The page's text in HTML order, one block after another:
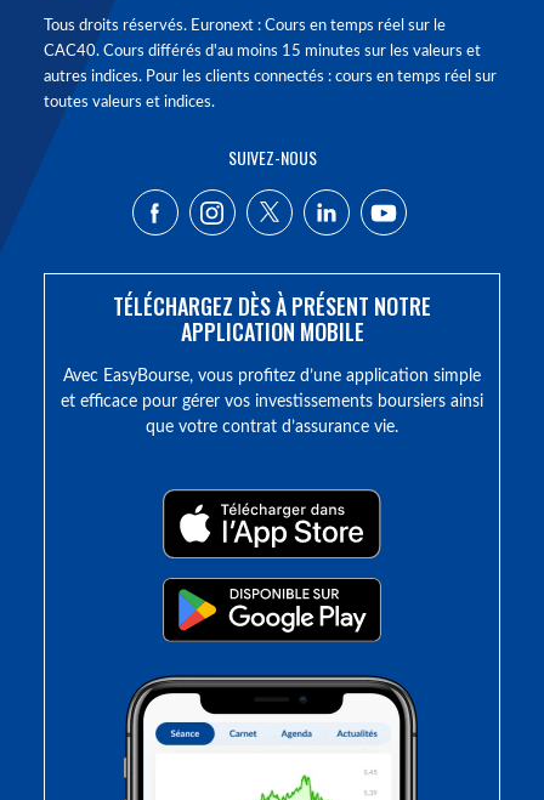
Tous droits réservés. Euronext : Cours en temps réel sur le
CAC40. Cours différés d'au moins 15 minutes sur les valeurs et
autres indices. Pour les clients connectés : cours en temps réel sur
toutes valeurs et indices.
SUIVEZ-NOUS
TÉLÉCHARGEZ DÈS À PRÉSENT NOTRE
APPLICATION MOBILE
Avec EasyBourse, vous profitez d’une application simple
et efficace pour gérer vos investissements boursiers ainsi
que votre contrat d’assurance vie.